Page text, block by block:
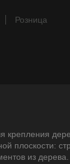
Розница
крепления
плоскости:
из дерева.